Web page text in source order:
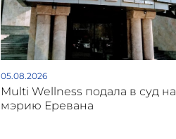
05.08.2026
Multi Wellness подала в суд на
мэрию Еревана